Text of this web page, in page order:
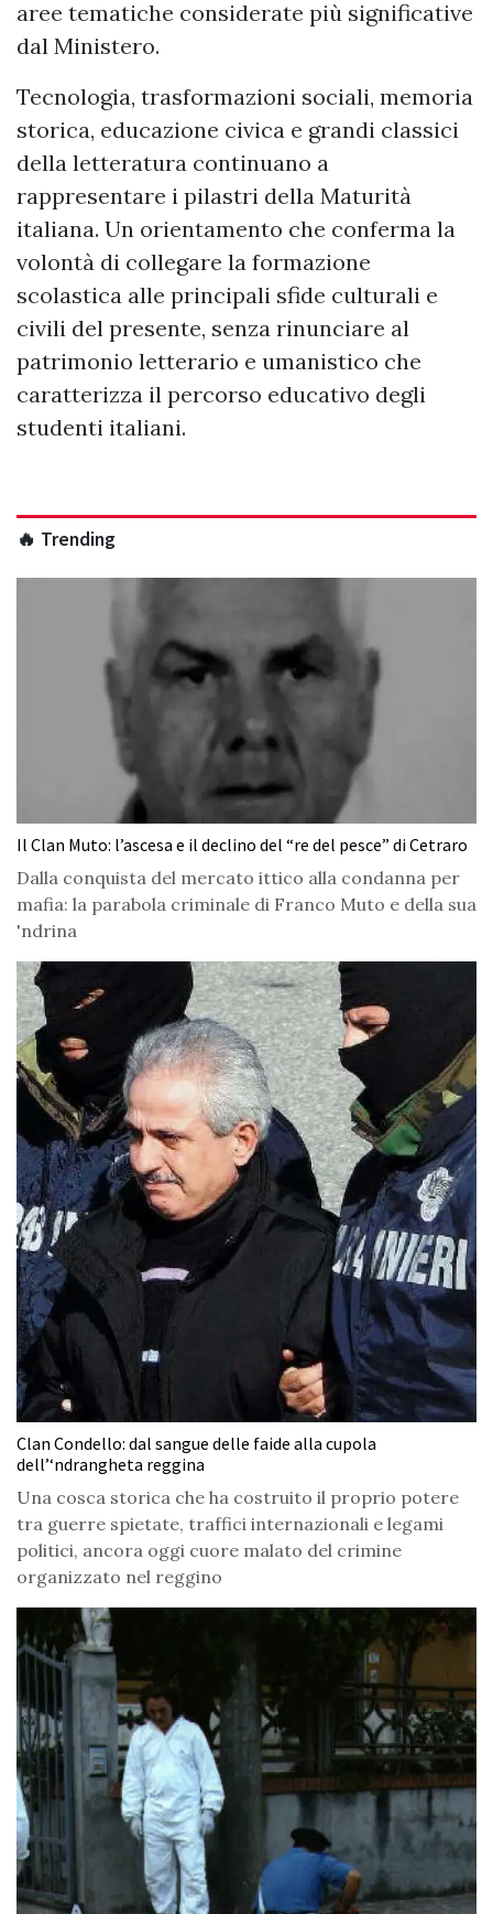
aree tematiche considerate più significative
dal Ministero.
Tecnologia, trasformazioni sociali, memoria
storica, educazione civica e grandi classici
della letteratura continuano a
rappresentare i pilastri della Maturità
italiana. Un orientamento che conferma la
volontà di collegare la formazione
scolastica alle principali sfide culturali e
civili del presente, senza rinunciare al
patrimonio letterario e umanistico che
caratterizza il percorso educativo degli
studenti italiani.
🔥 Trending
Il Clan Muto: l’ascesa e il declino del “re del pesce” di Cetraro
Dalla conquista del mercato ittico alla condanna per
mafia: la parabola criminale di Franco Muto e della sua
'ndrina
Clan Condello: dal sangue delle faide alla cupola
dell’‘ndrangheta reggina
Una cosca storica che ha costruito il proprio potere
tra guerre spietate, traffici internazionali e legami
politici, ancora oggi cuore malato del crimine
organizzato nel reggino